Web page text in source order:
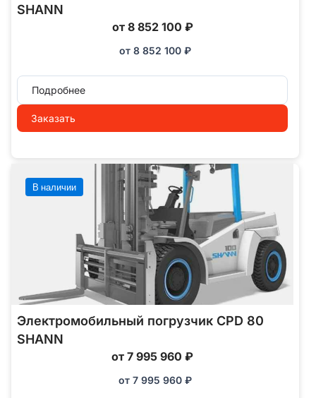
SHANN
от 8 852 100 ₽
от 8 852 100 ₽
Подробнее
Заказать
В наличии
Электромобильный погрузчик CPD 80
SHANN
от 7 995 960 ₽
от 7 995 960 ₽